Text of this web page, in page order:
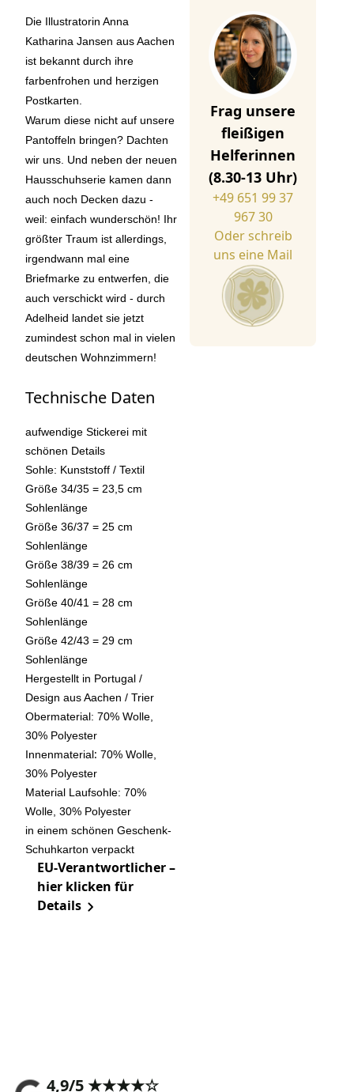
Die Illustratorin Anna
Katharina Jansen aus Aachen
ist bekannt durch ihre
farbenfrohen und herzigen
Postkarten.
Warum diese nicht auf unsere
Pantoffeln bringen? Dachten
wir uns. Und neben der neuen
Hausschuhserie kamen dann
auch noch Decken dazu -
weil: einfach wunderschön! Ihr
größter Traum ist allerdings,
irgendwann mal eine
Briefmarke zu entwerfen, die
auch verschickt wird - durch
Adelheid landet sie jetzt
zumindest schon mal in vielen
deutschen Wohnzimmern!
Technische Daten
aufwendige Stickerei mit
schönen Details
Sohle: Kunststoff / Textil
Größe 34/35 = 23,5 cm
Sohlenlänge
Größe 36/37 = 25 cm
Sohlenlänge
Größe 38/39 = 26 cm
Sohlenlänge
Größe 40/41 = 28 cm
Sohlenlänge
Größe 42/43 = 29 cm
Sohlenlänge
Hergestellt in Portugal /
Design aus Aachen / Trier
Obermaterial: 70% Wolle,
30% Polyester
Innenmaterial: 70% Wolle,
30% Polyester
Material Laufsohle: 70%
Wolle, 30% Polyester
in einem schönen Geschenk-
Schuhkarton verpackt
EU-Verantwortlicher –
hier klicken für
Details
Frag unsere
fleißigen
Helferinnen
(8.30-13 Uhr)
+49 651 99 37
967 30
Oder schreib
uns eine Mail
4,9/5 ★★★★☆